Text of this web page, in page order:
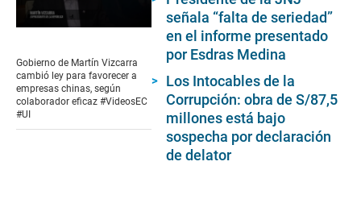
of
10
minutes,
41
seconds
Gobierno de Martín Vizcarra
cambió ley para favorecer a
empresas chinas, según
colaborador eficaz #VideosEC
#UI
señala “falta de seriedad”
en el informe presentado
por Esdras Medina
Los Intocables de la
Corrupción: obra de S/87,5
millones está bajo
sospecha por declaración
de delator